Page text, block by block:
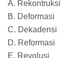
A. Rekontruksi
B. Deformasi
C. Dekadensi
D. Reformasi
E. Revolusi